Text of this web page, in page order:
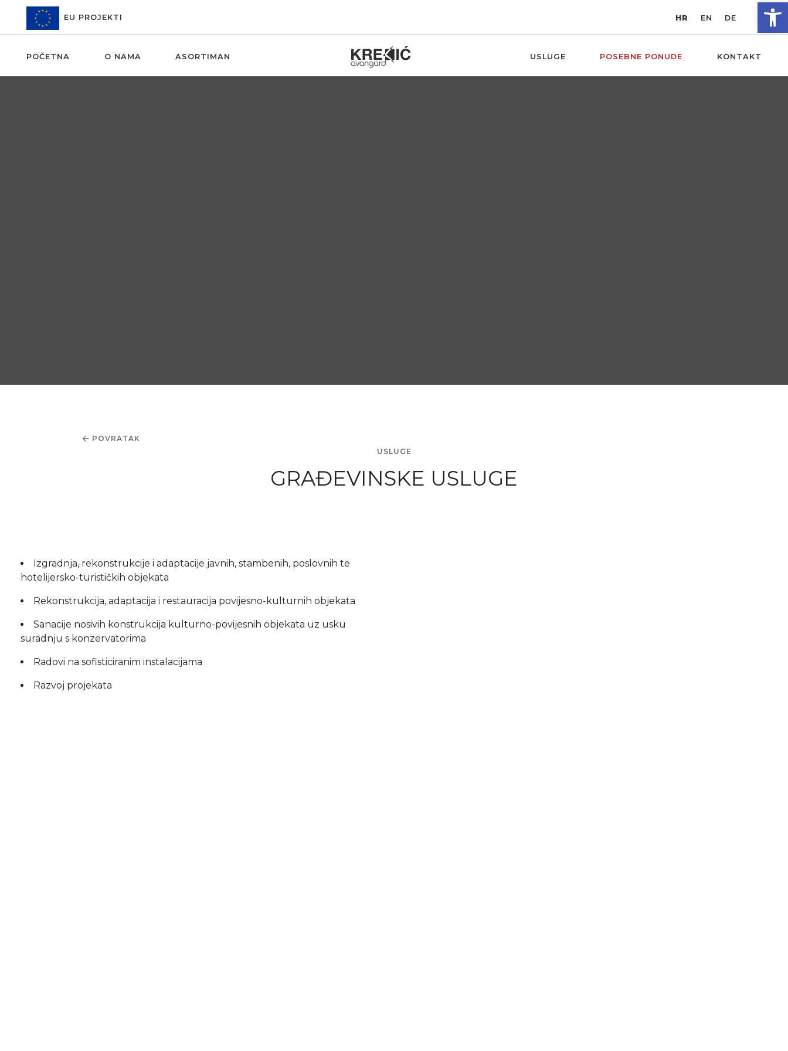
EU PROJEKTI HR EN DE
POČETNA O NAMA ASORTIMAN USLUGE POSEBNE PONUDE KONTAKT
POVRATAK
USLUGE
GRAĐEVINSKE USLUGE
Izgradnja, rekonstrukcije i adaptacije javnih, stambenih, poslovnih te
hotelijersko-turističkih objekata
Rekonstrukcija, adaptacija i restauracija povijesno-kulturnih objekata
Sanacije nosivih konstrukcija kulturno-povijesnih objekata uz usku
suradnju s konzervatorima
Radovi na sofisticiranim instalacijama
Razvoj projekata